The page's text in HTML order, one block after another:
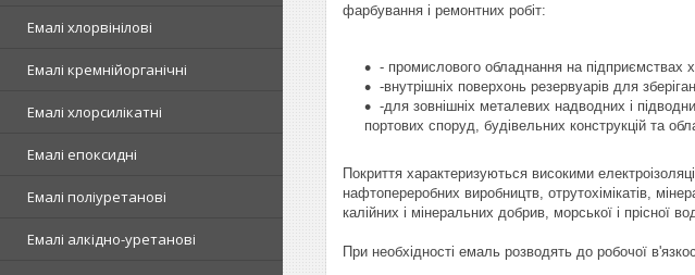
Емалі хлорвінілові
Емалі кремнійорганічні
Емалі хлорсилікатні
Емалі епоксидні
Емалі поліуретанові
Емалі алкідно-уретанові
фарбування і ремонтних робіт:
- промислового обладнання на підприємствах
-внутрішніх поверхонь резервуарів для
-для зовнішніх металевих надводних і
портових споруд, будівельних конструкцій та
Покриття характеризуються високими
нафтопереробних виробництв, отрутохімікатів,
калійних і мінеральних добрив, морської і прісної
При необхідності емаль розводять до робочої